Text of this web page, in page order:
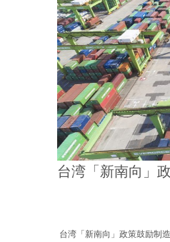
台湾「新南向」
台湾「新南向」政策鼓励制